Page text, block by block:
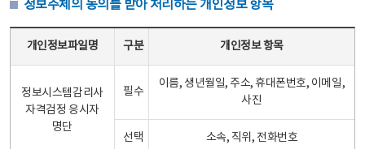
정보주체의 동의를 받아 처리하는 개인정보 항목
개인정보파일명 구분 개인정보 항목
정보시스템감리사
자격검정 응시자
명단
필수
이름, 생년월일, 주소, 휴대폰번호, 이메일,
사진
선택 소속, 직위, 전화번호